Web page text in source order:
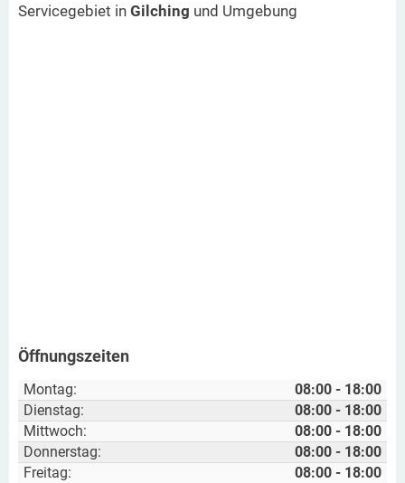
Servicegebiet in Gilching und Umgebung
Öffnungszeiten
Montag:
08:00 - 18:00
Dienstag:
08:00 - 18:00
Mittwoch:
08:00 - 18:00
Donnerstag:
08:00 - 18:00
Freitag:
08:00 - 18:00